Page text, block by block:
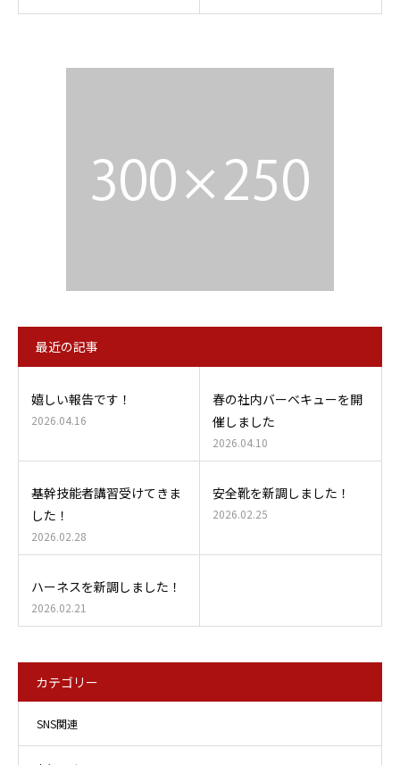
最近の記事
嬉しい報告です！
2026.04.16
春の社内バーベキューを開
催しました
2026.04.10
基幹技能者講習受けてきま
した！
2026.02.28
安全靴を新調しました！
2026.02.25
ハーネスを新調しました！
2026.02.21
カテゴリー
SNS関連